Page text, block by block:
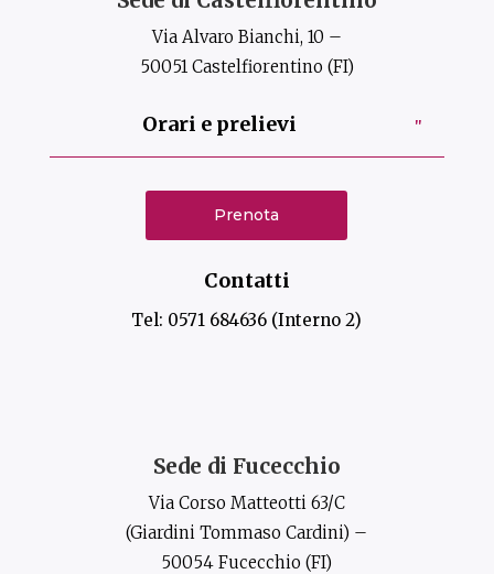
Via Alvaro Bianchi, 10 –
50051 Castelfiorentino (FI)
Orari e prelievi
Prenota
Contatti
Tel: 0571 684636 (Interno 2)
Sede di Fucecchio
Via Corso Matteotti 63/C
(Giardini Tommaso Cardini) –
50054 Fucecchio (FI)